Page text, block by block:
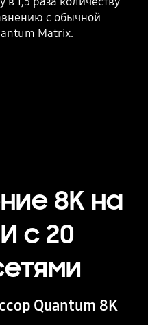
с обычной
Matrix.
8K на
с 20
Quantum 8K